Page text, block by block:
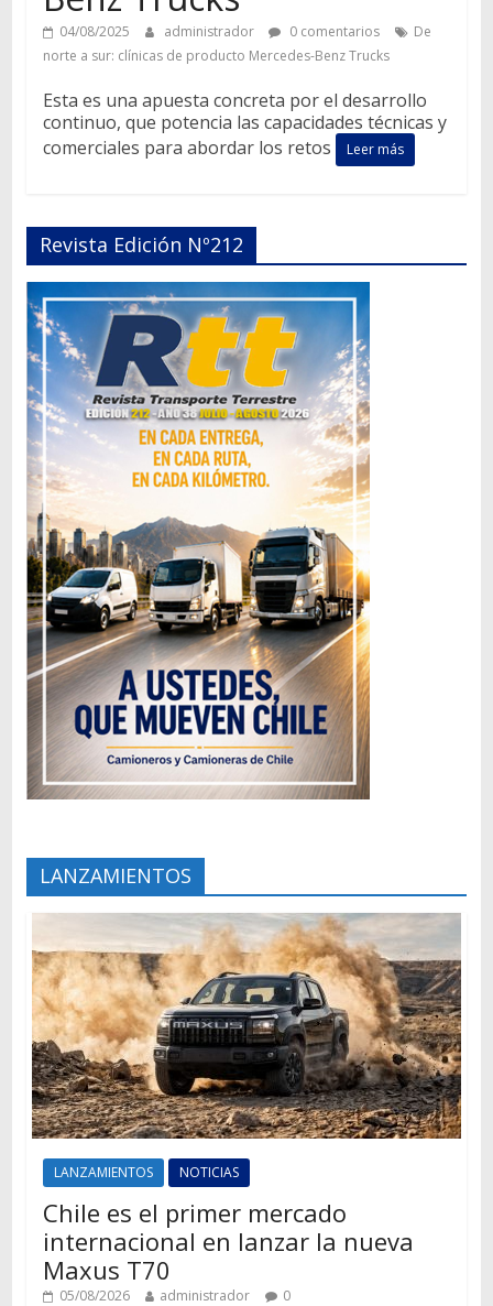
04/08/2025 administrador 0 comentarios
De
norte a sur: clínicas de producto Mercedes-Benz Trucks
Esta es una apuesta concreta por el desarrollo
continuo, que potencia las capacidades técnicas y
comerciales para abordar los retos
Leer más
Revista Edición Nº212
LANZAMIENTOS
LANZAMIENTOS NOTICIAS
Chile es el primer mercado
internacional en lanzar la nueva
Maxus T70
05/08/2026 administrador 0